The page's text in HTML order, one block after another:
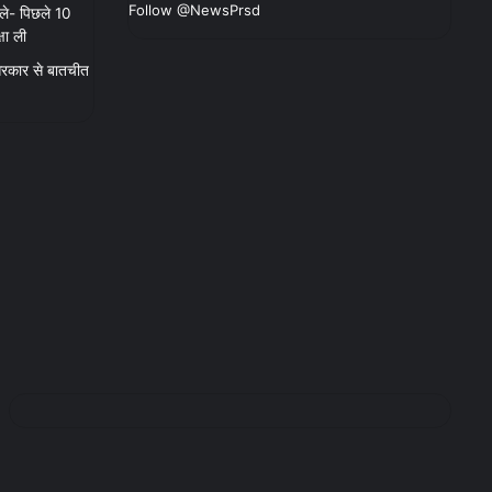
पिछले 10
ली
से बातचीत
Follow @NewsPrsd